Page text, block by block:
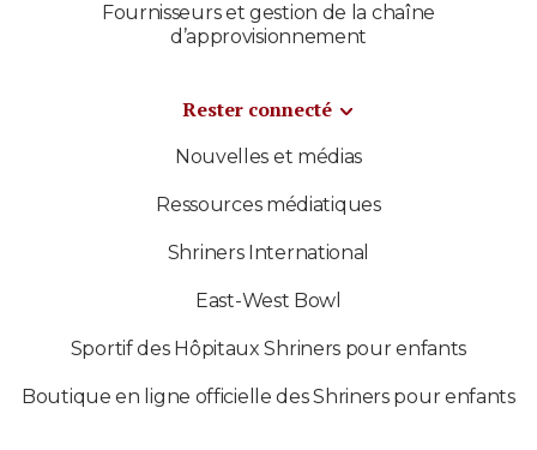
Fournisseurs et gestion de la chaîne
d’approvisionnement
Rester connecté
Nouvelles et médias
Ressources médiatiques
Shriners International
East-West Bowl
Sportif des Hôpitaux Shriners pour enfants
Boutique en ligne officielle des Shriners pour enfants